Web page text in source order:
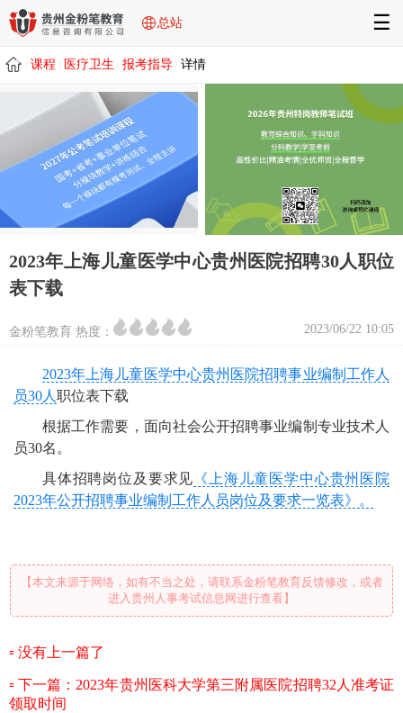
总站 ☰
课程 医疗卫生 报考指导 详情
2023年上海儿童医学中心贵州医院招聘30人职位
表下载
金粉笔教育 热度： 2023/06/22 10:05
2023年上海儿童医学中心贵州医院招聘事业编制工作人
员30人 职位表下载
根据工作需要，面向社会公开招聘事业编制专业技术人
员30名。
具体招聘岗位及要求见 《上海儿童医学中心贵州医院
2023年公开招聘事业编制工作人员岗位及要求一览表》。
【本文来源于网络，如有不当之处，请联系金粉笔教育反馈修改，或者
进入贵州人事考试信息网进行查看】
没有上一篇了
下一篇：2023年贵州医科大学第三附属医院招聘32人准考证
领取时间